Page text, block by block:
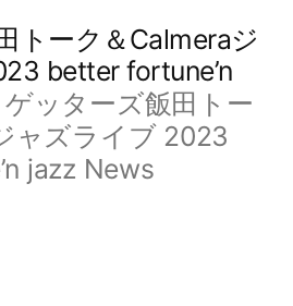
トーク＆Calmeraジ
better fortune’n
ゲッターズ飯田トー
ャズライブ 2023
jazz News